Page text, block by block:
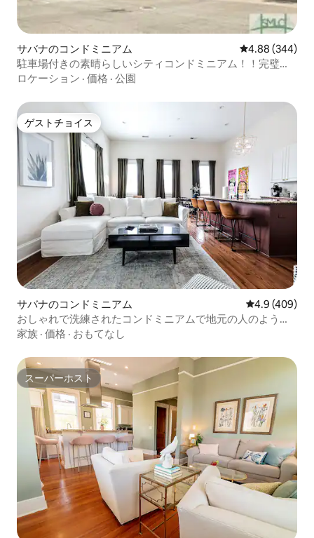
サバナのコンドミニアム レビュー344
4.88 (344)
駐車場付きの素晴らしいシティコンドミニアム！！完璧な
ロケーション
ロケーション · 価格 · 公園
ゲストチョイス
ゲストチョイス
サバナのコンドミニアム レビュー409
4.9 (409)
おしゃれで洗練されたコンドミニアムで地元の人のように
暮らそう！
家族 · 価格 · おもてなし
スーパーホスト
スーパーホスト